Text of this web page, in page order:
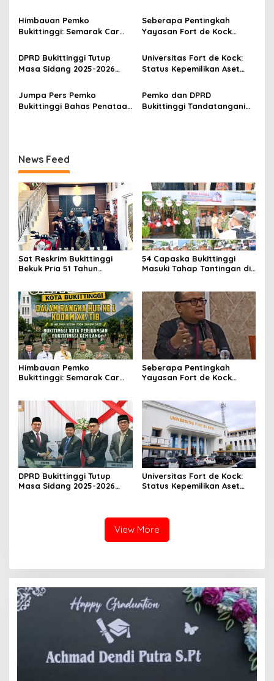
p
o
s
Scoopy
Himbauan Pemko
Bukittinggi: Semarak Car
HUT ke I Komando Daerah
Militer (KODAM) XX/Tuanku
Imam Bonjol
Seberapa Pentingkah
Yayasan Fort de Kock
Perekonomian Masyarakat
Jam Gadang?
DPRD Bukittinggi Tutup
Masa Sidang 2025-2026
2026-2027, Wako Ramlan
Beri Apresiasi
Universitas Fort de Kock:
Status Kepemilikan Aset
Milik Yayasan Berdasarkan
Putusan Mahkamah Agung
Nomor 2108/K/Pdt/2022
Jumpa Pers Pemko
Bukittinggi Bahas Penataan
Pemko dan DPRD
Bukittinggi Tandatangani
News Feed
Sat Reskrim Bukittinggi
Bekuk Pria 51 Tahun
54 Capaska Bukittinggi
Masuki Tahap Tantingan di
Himbauan Pemko
Bukittinggi: Semarak Car
Militer (KODAM) XX/Tuanku
Imam Bonjol
Seberapa Pentingkah
Yayasan Fort de Kock
Jam Gadang?
DPRD Bukittinggi Tutup
Masa Sidang 2025-2026
Universitas Fort de Kock:
Status Kepemilikan Aset
Putusan Mahkamah Agung
Nomor 2108/K/Pdt/2022
View More